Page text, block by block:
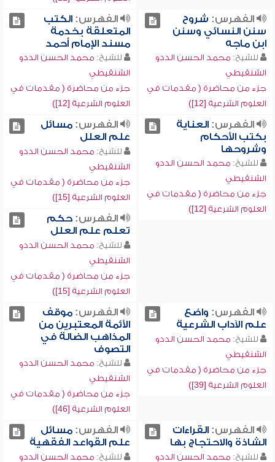
الفهرس: شروح
سنن النسائي وسنن
ابن ماجه
للشيخ: محمد الحسن الددو
الشنقيطي
جزء من محاضرة ( مقدمات في
العلوم الشرعية [12])
الفهرس:الكتب
المتعلقة بخدمة
مسند الإمام أحمد
للشيخ: محمد الحسن الددو
الشنقيطي
جزء من محاضرة ( مقدمات في
العلوم الشرعية [12])
الفهرس:العناية
بكتب الأحكام
وشروحها
للشيخ: محمد الحسن الددو
الشنقيطي
جزء من محاضرة ( مقدمات في
العلوم الشرعية [12])
الفهرس:مسائل
علم العلل
للشيخ: محمد الحسن الددو
الشنقيطي
جزء من محاضرة ( مقدمات في
العلوم الشرعية [15])
الفهرس:حكم
تعلم علم العلل
للشيخ: محمد الحسن الددو
الشنقيطي
جزء من محاضرة ( مقدمات في
العلوم الشرعية [15])
الفهرس: واضع
علم الآداب الشرعية
للشيخ: محمد الحسن الددو
الشنقيطي
جزء من محاضرة ( مقدمات في
العلوم الشرعية [39])
الفهرس:موقف
الأئمة المعتبرين من
المذاهب الضالة في
التصوف
للشيخ: محمد الحسن الددو
الشنقيطي
جزء من محاضرة ( مقدمات في
العلوم الشرعية [46])
الفهرس:القراءات
الشاذة والاحتجاج بها
للشيخ: محمد الحسن الددو
الفهرس:مسائل
علم القواعد الفقهية
للشيخ: محمد الحسن الددو